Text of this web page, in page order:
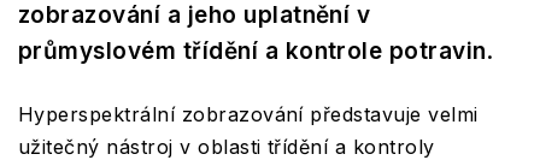
zobrazování a jeho uplatnění v
průmyslovém třídění a kontrole potravin.
Hyperspektrální zobrazování představuje velmi
užitečný nástroj v oblasti třídění a kontroly